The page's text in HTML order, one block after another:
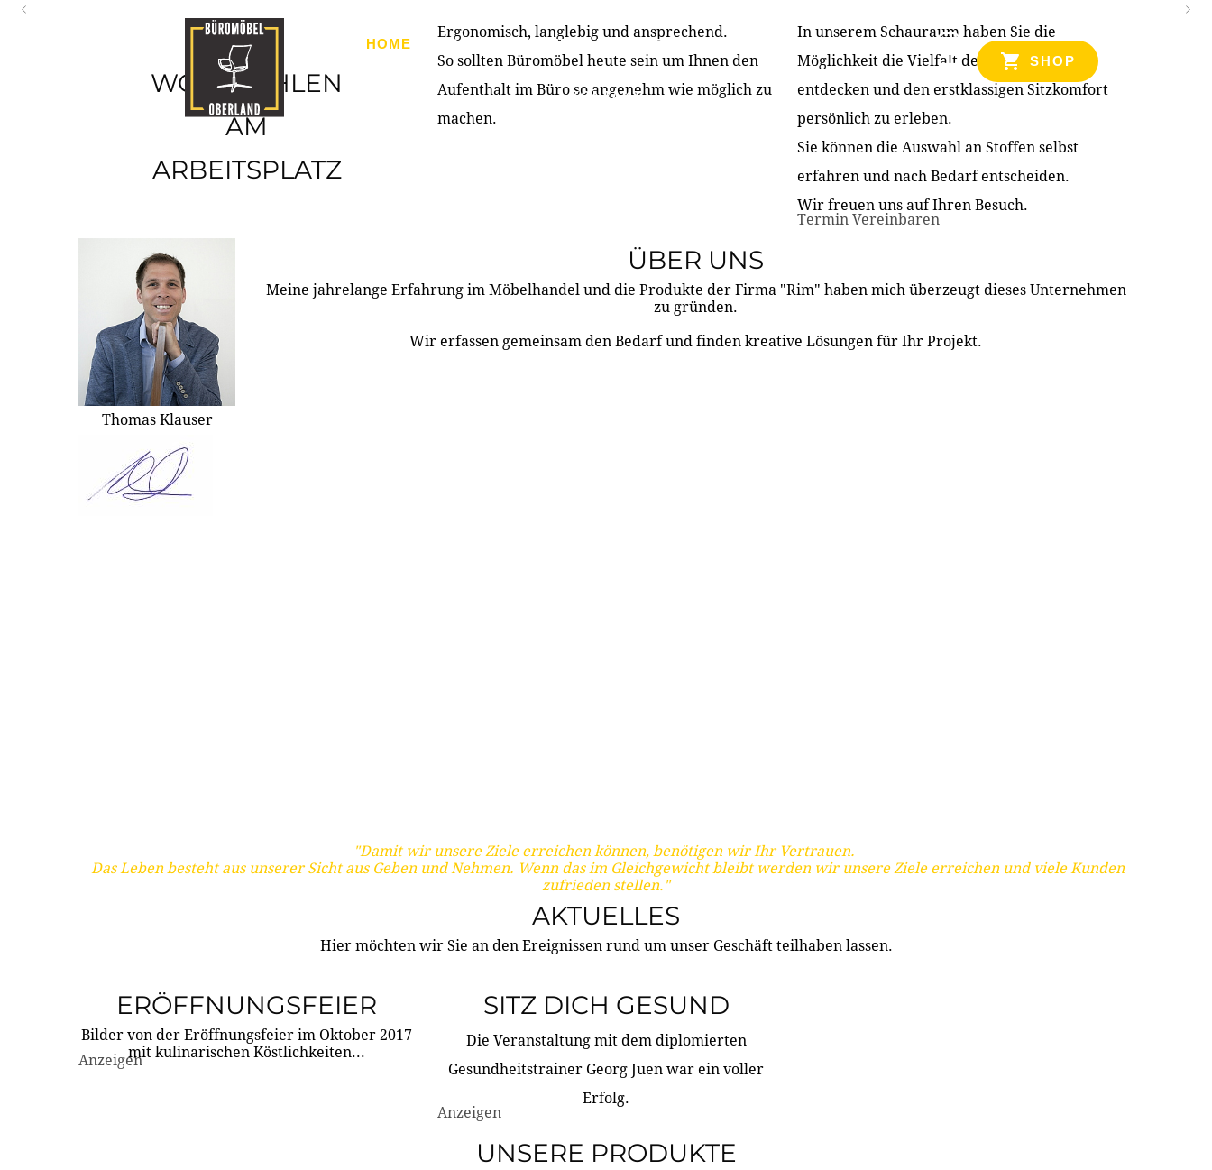
HOME PRODUKTE ÜBER UNS PARTNER & REFERENZEN
KONTAKT
SHOP
WOHLFÜHLEN
AM
ARBEITSPLATZ
Ergonomisch, langlebig und ansprechend.
So sollten Büromöbel heute sein um Ihnen den
Aufenthalt im Büro so angenehm wie möglich zu
machen.
In unserem Schauraum haben Sie die
Möglichkeit die Vielfalt der Produkte zu
entdecken und den erstklassigen Sitzkomfort
persönlich zu erleben.
Sie können die Auswahl an Stoffen selbst
erfahren und nach Bedarf entscheiden.
Wir freuen uns auf Ihren Besuch.
Termin Vereinbaren
Thomas Klauser
ÜBER UNS
Meine jahrelange Erfahrung im Möbelhandel und die Produkte der Firma "Rim" haben mich überzeugt dieses Unternehmen
zu gründen.
Wir erfassen gemeinsam den Bedarf und finden kreative Lösungen für Ihr Projekt.
"Damit wir unsere Ziele erreichen können, benötigen wir Ihr Vertrauen.
Das Leben besteht aus unserer Sicht aus Geben und Nehmen. Wenn das im Gleichgewicht bleibt werden wir unsere Ziele erreichen und viele Kunden
zufrieden stellen."
AKTUELLES
Hier möchten wir Sie an den Ereignissen rund um unser Geschäft teilhaben lassen.
ERÖFFNUNGSFEIER
Bilder von der Eröffnungsfeier im Oktober 2017
mit kulinarischen Köstlichkeiten...
Anzeigen
SITZ DICH GESUND
Die Veranstaltung mit dem diplomierten
Gesundheitstrainer Georg Juen war ein voller
Erfolg.
Anzeigen
UNSERE PRODUKTE